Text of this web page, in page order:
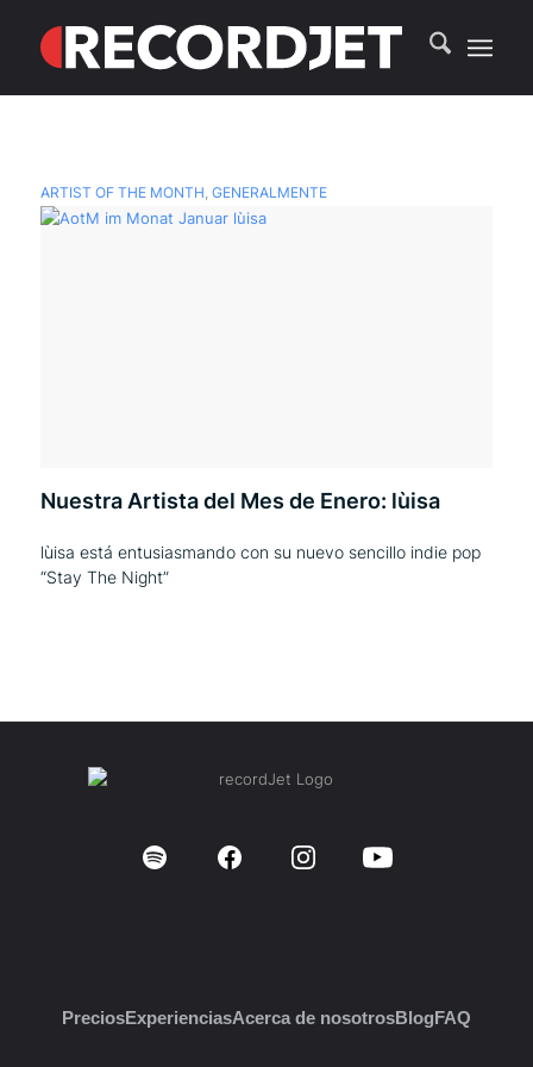
ARTIST OF THE MONTH, GENERALMENTE
Nuestra Artista del Mes de Enero: lùisa
lùisa está entusiasmando con su nuevo sencillo indie pop
“Stay The Night”
PreciosExperienciasAcerca de nosotrosBlogFAQ